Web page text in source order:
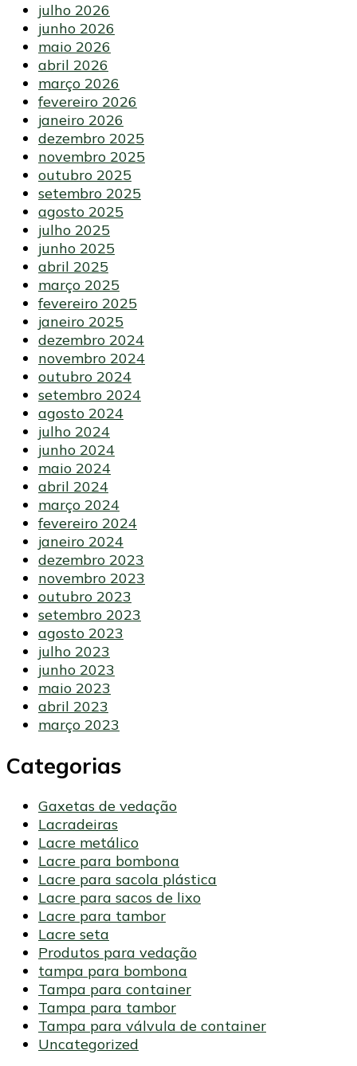
julho 2026
junho 2026
maio 2026
abril 2026
março 2026
fevereiro 2026
janeiro 2026
dezembro 2025
novembro 2025
outubro 2025
setembro 2025
agosto 2025
julho 2025
junho 2025
abril 2025
março 2025
fevereiro 2025
janeiro 2025
dezembro 2024
novembro 2024
outubro 2024
setembro 2024
agosto 2024
julho 2024
junho 2024
maio 2024
abril 2024
março 2024
fevereiro 2024
janeiro 2024
dezembro 2023
novembro 2023
outubro 2023
setembro 2023
agosto 2023
julho 2023
junho 2023
maio 2023
abril 2023
março 2023
Categorias
Gaxetas de vedação
Lacradeiras
Lacre metálico
Lacre para bombona
Lacre para sacola plástica
Lacre para sacos de lixo
Lacre para tambor
Lacre seta
Produtos para vedação
tampa para bombona
Tampa para container
Tampa para tambor
Tampa para válvula de container
Uncategorized